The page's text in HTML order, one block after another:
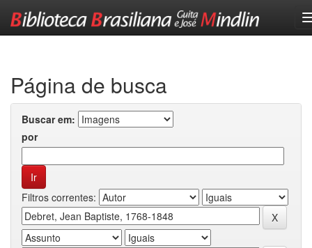
Página de busca
Buscar em:
por
Filtros correntes: